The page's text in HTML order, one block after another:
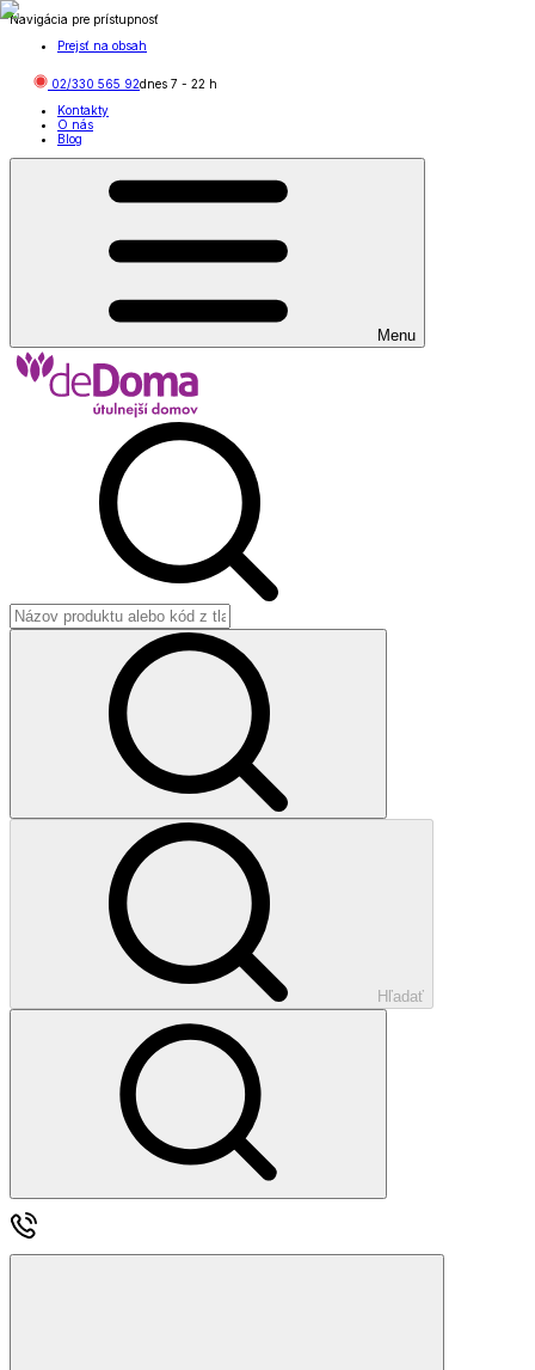
Navigácia pre prístupnosť
Prejsť na obsah
02/330 565 92dnes 7 - 22 h
Kontakty
O nás
Blog
Menu
Hľadať